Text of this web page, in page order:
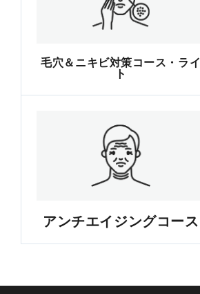
毛穴＆ニキビ対策コース・ライ
ト
アンチエイジングコース